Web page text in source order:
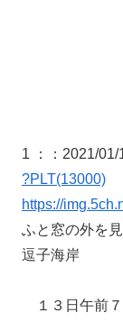
1 ：
：2021/
?PLT(13000)
https://
ふと窓の外を
逗子海岸
１３日午前７